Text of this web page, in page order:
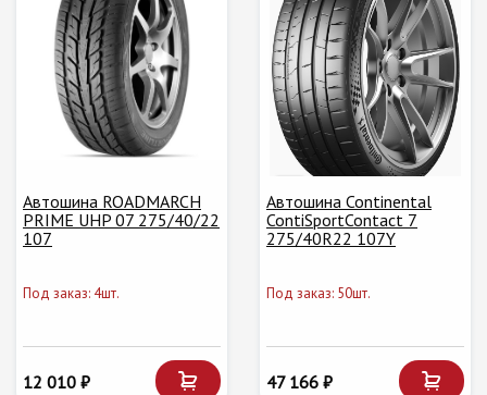
Автошина ROADMARCH
PRIME UHP 07 275/40/22
107
Под заказ: 4шт.
12 010 ₽
Автошина Continental
ContiSportContact 7
275/40R22 107Y
Под заказ: 50шт.
47 166 ₽